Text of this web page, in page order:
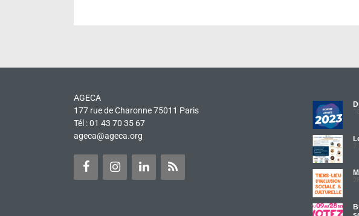
AGECA
177 rue de Charonne 75011 Paris
Tél : 01 43 70 35 67
ageca@ageca.org